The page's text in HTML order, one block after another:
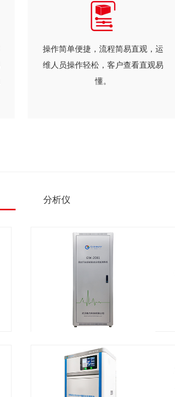
操作简单便捷，流程简易直观，运
维人员操作轻松，客户查看直观易
懂。
分析仪